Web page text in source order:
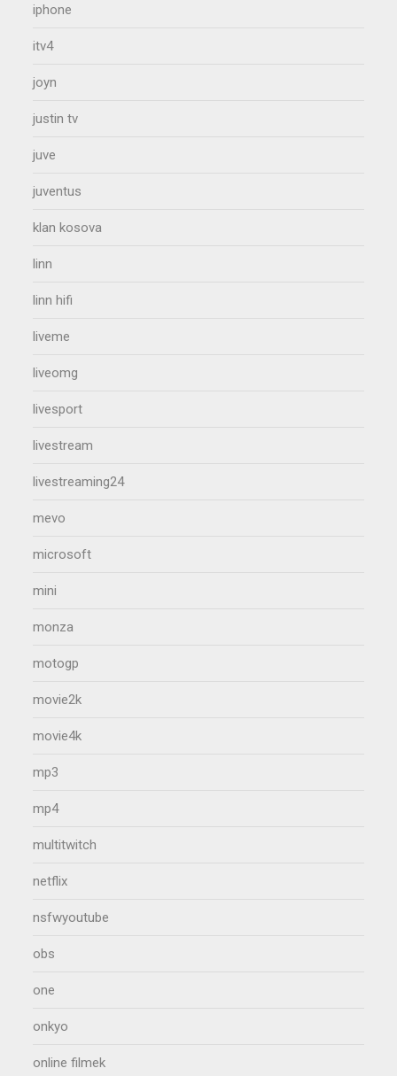
iphone
itv4
joyn
justin tv
juve
juventus
klan kosova
linn
linn hifi
liveme
liveomg
livesport
livestream
livestreaming24
mevo
microsoft
mini
monza
motogp
movie2k
movie4k
mp3
mp4
multitwitch
netflix
nsfwyoutube
obs
one
onkyo
online filmek